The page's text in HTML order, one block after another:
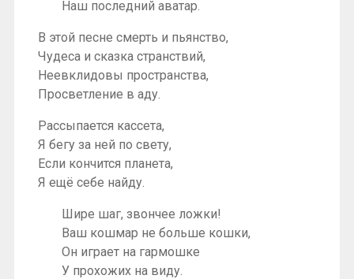
Наш последний аватар.
В этой песне смерть и пьянство,
Чудеса и сказка странствий,
Неевклидовы пространства,
Просветление в аду.
Рассыпается кассета,
Я бегу за ней по свету,
Если кончится планета,
Я ещё себе найду.
Шире шаг, звончее ложки!
Ваш кошмар не больше кошки,
Он играет на гармошке
У прохожих на виду.